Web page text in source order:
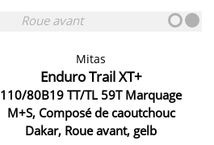
Roue avant
Mitas
Enduro Trail XT+
110/80B19 TT/TL 59T Marquage
M+S, Composé de caoutchouc
Dakar, Roue avant, gelb